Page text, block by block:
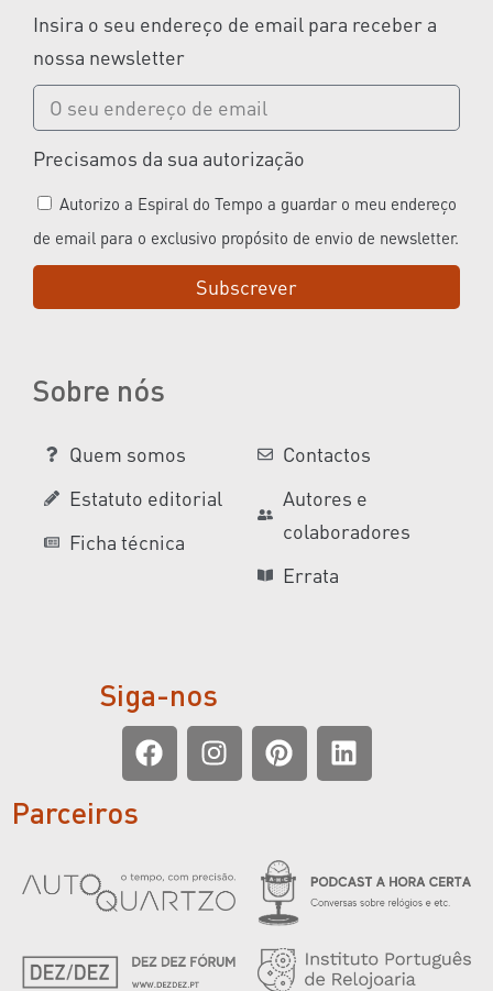
Insira o seu endereço de email para receber a
nossa newsletter
Precisamos da sua autorização
Autorizo a Espiral do Tempo a guardar o meu endereço
de email para o exclusivo propósito de envio de newsletter.
Subscrever
Sobre nós
Quem somos
Estatuto editorial
Ficha técnica
Contactos
Autores e
colaboradores
Errata
Siga-nos
Parceiros